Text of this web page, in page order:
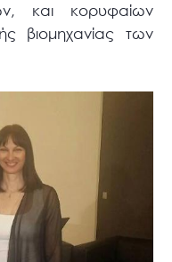
και κορυφαίων
βιομηχανίας των